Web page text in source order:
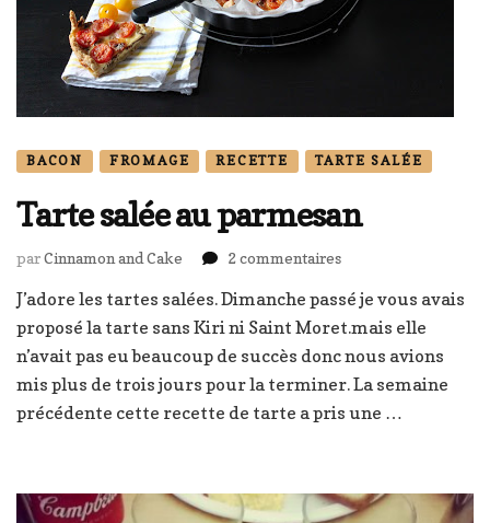
BACON FROMAGE RECETTE TARTE SALÉE
Tarte salée au parmesan
parCinnamon and Cake 2 commentairessur
salée
au
J’adore les tartes salées. Dimanche passé je vous avais
proposé la tarte sans Kiri ni Saint Moret.mais elle
n’avait pas eu beaucoup de succès donc nous avions
mis plus de trois jours pour la terminer. La semaine
précédente cette recette de tarte a pris une …